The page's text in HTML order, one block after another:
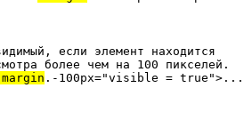
если элемент находится
более чем на 100 пикселей.
.-100px="visible = true "